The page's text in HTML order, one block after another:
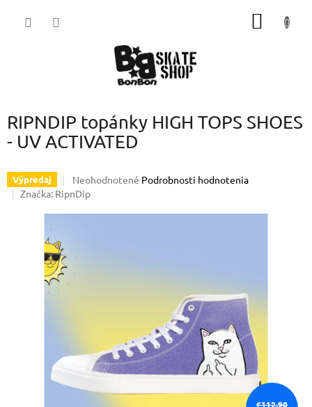
RIPNDIP topánky HIGH TOPS SHOES
- UV ACTIVATED
Výpredaj
Priemerné
hodnotenie
z
5
hviezdičiek.
Neohodnotené Podrobnosti hodnotenia
Značka: RipnDip
€112,90